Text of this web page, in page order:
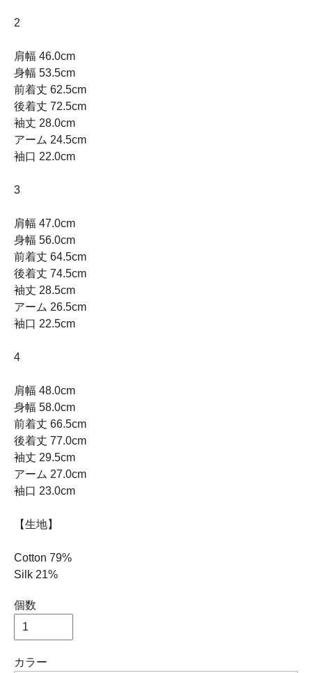
2
肩幅 46.0cm
身幅 53.5cm
前着丈 62.5cm
後着丈 72.5cm
袖丈 28.0cm
アーム 24.5cm
袖口 22.0cm
3
肩幅 47.0cm
身幅 56.0cm
前着丈 64.5cm
後着丈 74.5cm
袖丈 28.5cm
アーム 26.5cm
袖口 22.5cm
4
肩幅 48.0cm
身幅 58.0cm
前着丈 66.5cm
後着丈 77.0cm
袖丈 29.5cm
アーム 27.0cm
袖口 23.0cm
【生地】
Cotton 79%
Silk 21%
個数
カラー